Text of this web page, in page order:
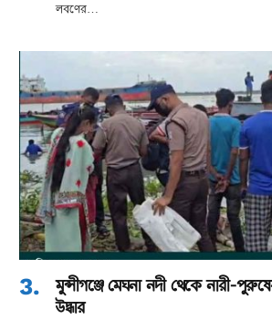
লবণের…
মুন্সীগঞ্জে মেঘনা নদী থেকে নারী-
উদ্ধার